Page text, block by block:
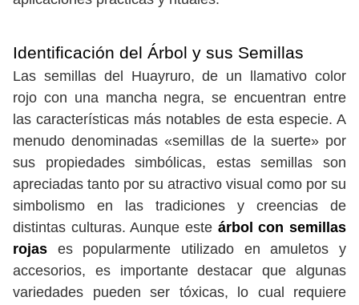
Identificación del Árbol y sus Semillas
Las semillas del Huayruro, de un llamativo color
rojo con una mancha negra, se encuentran entre
las características más notables de esta especie. A
menudo denominadas «semillas de la suerte» por
sus propiedades simbólicas, estas semillas son
apreciadas tanto por su atractivo visual como por su
simbolismo en las tradiciones y creencias de
distintas culturas. Aunque este árbol con semillas
rojas es popularmente utilizado en amuletos y
accesorios, es importante destacar que algunas
variedades pueden ser tóxicas, lo cual requiere